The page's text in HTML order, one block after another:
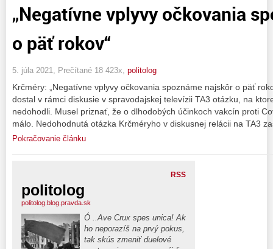
„Negatívne vplyvy očkovania
o päť rokov“
5. júla 2021, Prečítané 18 423x, politolog
Krčméry: „Negatívne vplyvy očkovania spoznáme najskôr o päť
dostal v rámci diskusie v spravodajskej televízii TA3 otázku, na
nedohodli. Musel priznať, že o dlhodobých účinkoch vakcín proti
málo. Nedohodnutá otázka Krčméryho v diskusnej relácii na TA3
Pokračovanie článku
RSS
politolog
politolog.blog.pravda.sk
Ó ..Ave Crux spes unica! Ak
ho neporazíš na prvý pokus,
tak skús zmeniť duelové